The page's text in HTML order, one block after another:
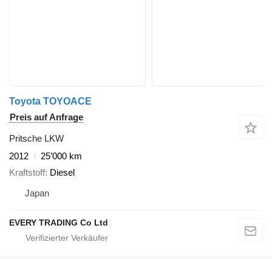
Toyota TOYOACE
Preis auf Anfrage
Pritsche LKW
2012
25’000 km
Kraftstoff Diesel
Japan
EVERY TRADING Co Ltd